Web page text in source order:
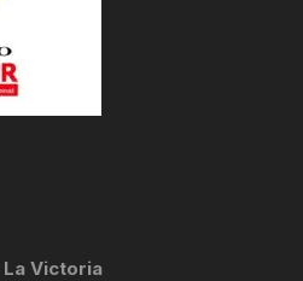
La Victoria